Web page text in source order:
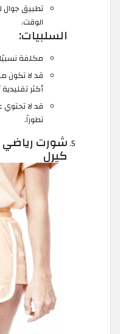
تطبيق جوال
الوقت.
السلبيات:
مكلفة
قد لا تكون
أكثر
قد لا
تطوراً.
شورت رياضي
كيرل